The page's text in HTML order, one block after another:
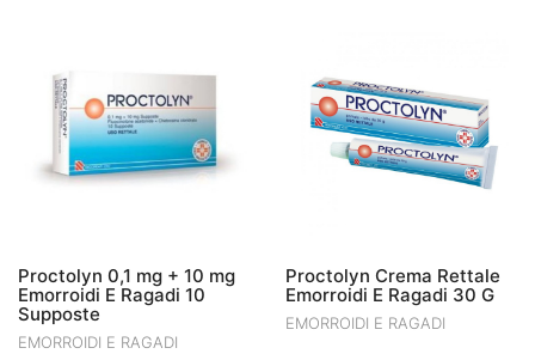
Proctolyn 0,1 mg + 10 mg
Emorroidi E Ragadi 10
Supposte
EMORROIDI E RAGADI
Proctolyn Crema Rettale
Emorroidi E Ragadi 30 G
EMORROIDI E RAGADI